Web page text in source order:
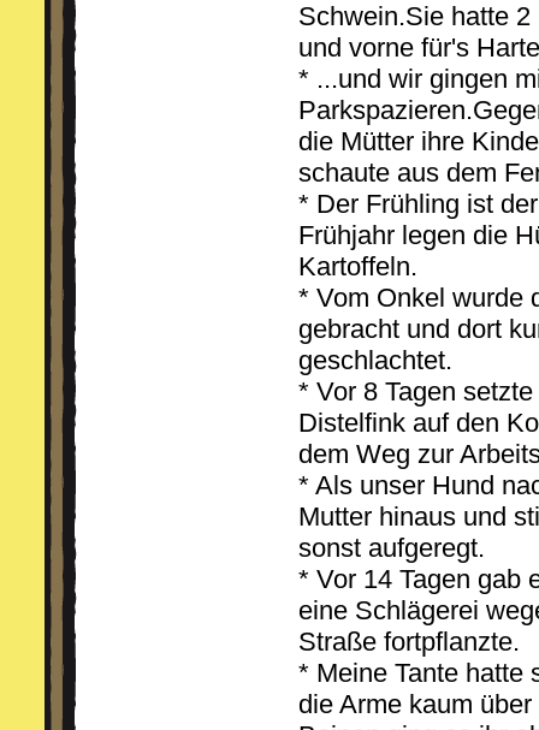
Schwein.Sie hatte
und vorne für's
* ...und wir gingen
die Mütter ihre
schaute aus dem
* Der Frühling ist
Frühjahr legen die
Kartoffeln.
* Vom Onkel wurde
gebracht und dort
geschlachtet.
* Vor 8 Tagen
Distelfink auf den
dem Weg zur
* Als unser Hund
Mutter hinaus und
sonst aufgeregt.
* Vor 14 Tagen gab
eine Schlägerei
Straße fortpflanzte.
* Meine Tante hatte
die Arme kaum